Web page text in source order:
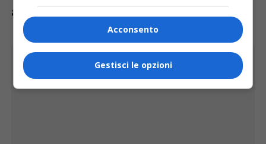
attraverso profumi e sensazioni.
Acconsento
Gestisci le opzioni